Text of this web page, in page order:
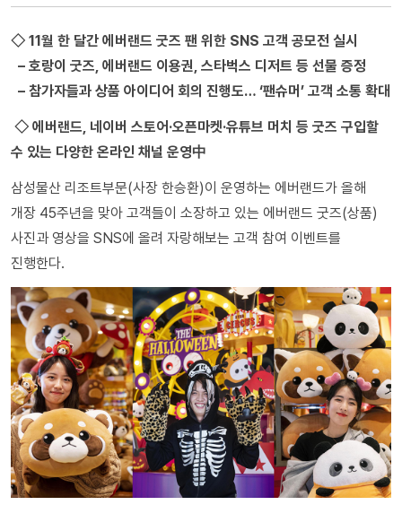
◇ 11월 한 달간 에버랜드 굿즈 팬 위한 SNS 고객 공모전 실시
– 호랑이 굿즈, 에버랜드 이용권, 스타벅스 디저트 등 선물 증정
– 참가자들과 상품 아이디어 회의 진행도… ‘팬슈머’ 고객 소통 확대
◇ 에버랜드, 네이버 스토어·오픈마켓·유튜브 머치 등 굿즈 구입할
수 있는 다양한 온라인 채널 운영中
삼성물산 리조트부문(사장 한승환)이 운영하는 에버랜드가 올해
개장 45주년을 맞아 고객들이 소장하고 있는 에버랜드 굿즈(상품)
사진과 영상을 SNS에 올려 자랑해보는 고객 참여 이벤트를
진행한다.